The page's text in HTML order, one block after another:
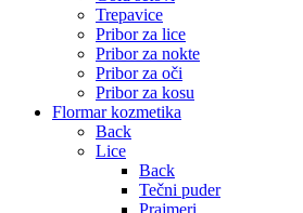
Trepavice
Pribor za lice
Pribor za nokte
Pribor za oči
Pribor za kosu
Flormar kozmetika
Back
Lice
Back
Tečni puder